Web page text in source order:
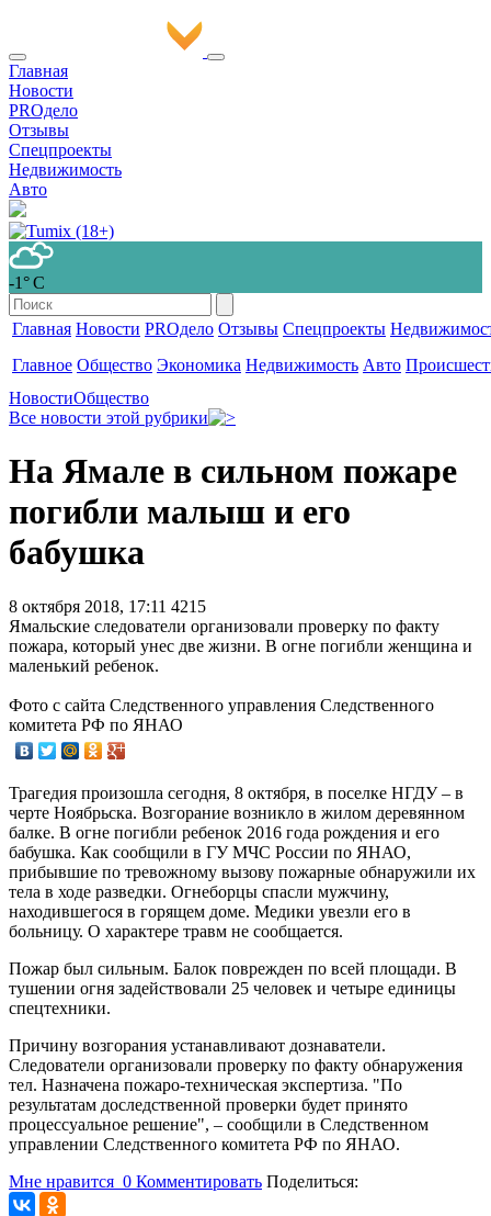
Главная
Новости
PROдело
Отзывы
Спецпроекты
Недвижимость
Авто
-1° С
Главная Новости PROдело Отзывы Спецпроекты
Главное Общество Экономика Недвижимость Авто
НовостиОбщество
Все новости этой рубрики
На Ямале в сильном пожаре
погибли малыш и его
бабушка
8 октября 2018, 17:11 4215
Ямальские следователи организовали проверку по факту
пожара, который унес две жизни. В огне погибли женщина и
маленький ребенок.
Фото с сайта Следственного управления Следственного
комитета РФ по ЯНАО
Трагедия произошла сегодня, 8 октября, в поселке НГДУ – в
черте Ноябрьска. Возгорание возникло в жилом деревянном
балке. В огне погибли ребенок 2016 года рождения и его
бабушка. Как сообщили в ГУ МЧС России по ЯНАО,
прибывшие по тревожному вызову пожарные обнаружили их
тела в ходе разведки. Огнеборцы спасли мужчину,
находившегося в горящем доме. Медики увезли его в
больницу. О характере травм не сообщается.
Пожар был сильным. Балок поврежден по всей площади. В
тушении огня задействовали 25 человек и четыре единицы
спецтехники.
Причину возгорания устанавливают дознаватели.
Следователи организовали проверку по факту обнаружения
тел. Назначена пожаро-техническая экспертиза. "По
результатам доследственной проверки будет принято
процессуальное решение", – сообщили в Следственном
управлении Следственного комитета РФ по ЯНАО.
Мне нравится 0 Комментировать Поделиться: